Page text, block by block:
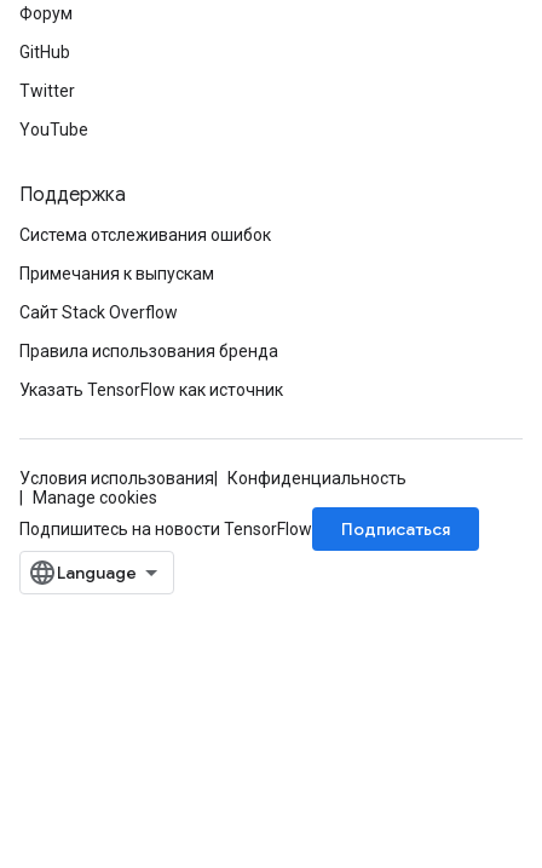
Форум
GitHub
Twitter
YouTube
Поддержка
Система отслеживания ошибок
Примечания к выпускам
Сайт Stack Overflow
Правила использования бренда
Указать TensorFlow как источник
Условия использования
Конфиденциальность
Manage cookies
Подпишитесь на новости TensorFlow
Подписаться